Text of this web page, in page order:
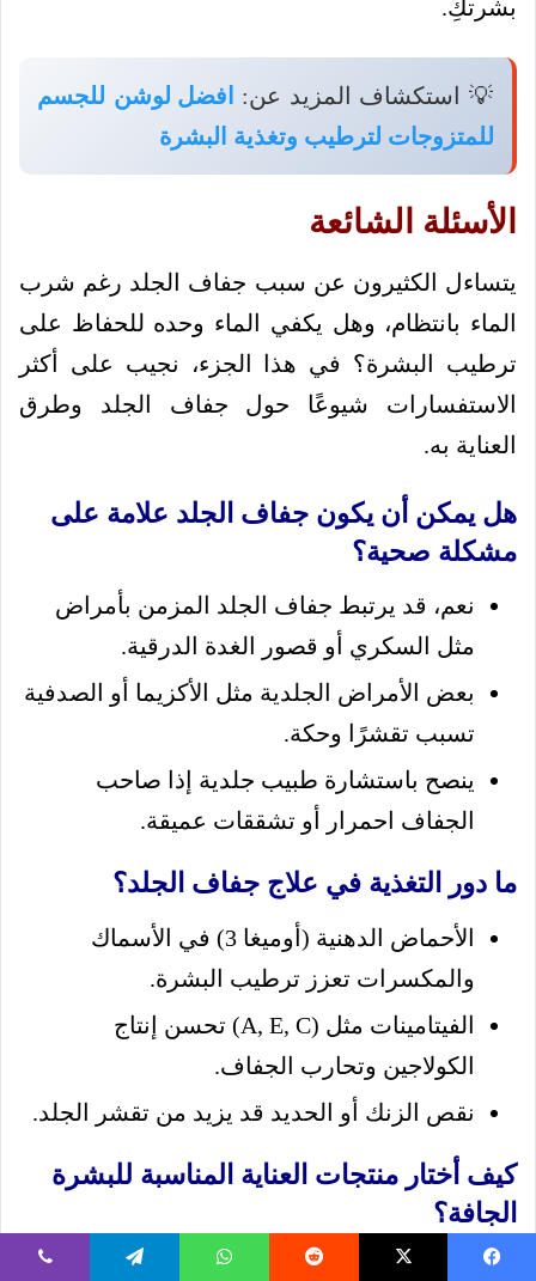
بشرتكِ.
💡 استكشاف المزيد عن:
افضل لوشن للجسم
للمتزوجات لترطيب وتغذية البشرة
الأسئلة الشائعة
يتساءل الكثيرون عن سبب جفاف الجلد رغم شرب
الماء بانتظام، وهل يكفي الماء وحده للحفاظ على
ترطيب البشرة؟ في هذا الجزء، نجيب على أكثر
الاستفسارات شيوعًا حول جفاف الجلد وطرق
العناية به.
هل يمكن أن يكون جفاف الجلد علامة على
مشكلة صحية؟
نعم، قد يرتبط جفاف الجلد المزمن بأمراض
مثل السكري أو قصور الغدة الدرقية.
بعض الأمراض الجلدية مثل الأكزيما أو الصدفية
تسبب تقشرًا وحكة.
ينصح باستشارة طبيب جلدية إذا صاحب
الجفاف احمرار أو تشققات عميقة.
ما دور التغذية في علاج جفاف الجلد؟
الأحماض الدهنية (أوميغا 3) في الأسماك
والمكسرات تعزز ترطيب البشرة.
الفيتامينات مثل (A, E, C) تحسن إنتاج
الكولاجين وتحارب الجفاف.
نقص الزنك أو الحديد قد يزيد من تقشر الجلد.
كيف أختار منتجات العناية المناسبة للبشرة
الجافة؟
ابحث عن مرطبات تحتوي على مواد طبيعية